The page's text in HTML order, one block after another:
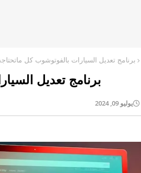
برنامج تعديل السيارات بالفوتوشوب كل
برنامج تعديل
يوليو 09, 2024